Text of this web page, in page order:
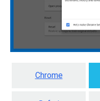
Chrome